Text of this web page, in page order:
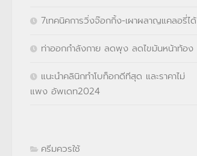
7เทคนิคการวิ่งจ๊อกกิ้ง-เผาผลาญแคลอรี่ได้
ท่าออกกำลังกาย ลดพุง ลดไขมันหน้าท้อง
แนะนำคลินิกทำโบท็อกดีทีสุด และราคาไม่
แพง อัพเดท2024
ครีมควรใช้